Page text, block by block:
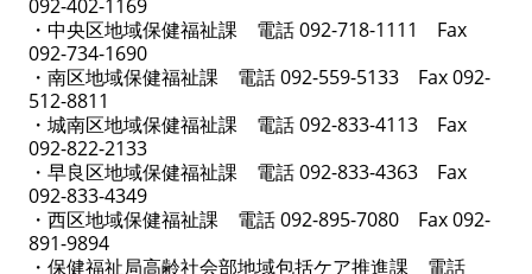
092-402-1169
・中央区地域保健福祉課 電話 092-718-1111 Fax
092-734-1690
・南区地域保健福祉課 電話 092-559-5133 Fax 092-
512-8811
・城南区地域保健福祉課 電話 092-833-4113 Fax
092-822-2133
・早良区地域保健福祉課 電話 092-833-4363 Fax
092-833-4349
・西区地域保健福祉課 電話 092-895-7080 Fax 092-
891-9894
・保健福祉局高齢社会部地域包括ケア推進課 電話